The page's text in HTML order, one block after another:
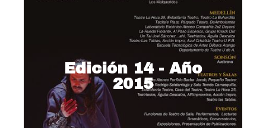
Edición 14 - Año
2015